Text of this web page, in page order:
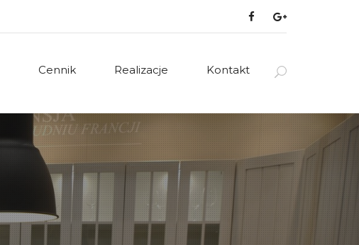
Cennik Realizacje Kontakt